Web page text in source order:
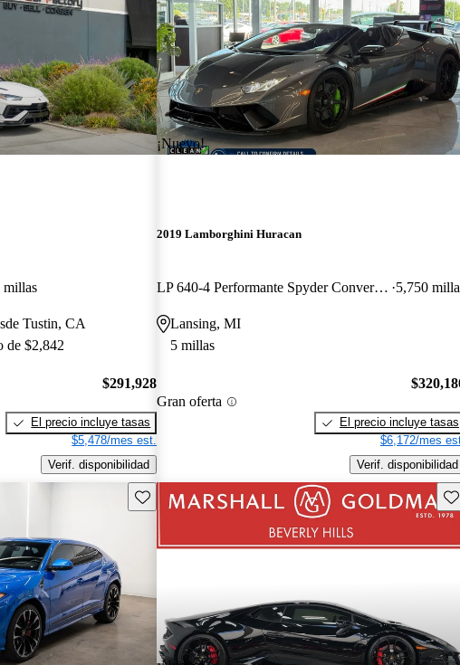
millas
Tustin, CA
de $2,842
$291,928
El precio incluye tasas
$5,478/mes est.
Verif. disponibilidad
¡Nuevo!
2019 Lamborghini Huracan
LP 640-4 Performante Spyder Convertible AWD 5,750
Lansing, MI
5 millas
Gran oferta
El precio incluye tasas
$6,172/mes
Verif. disponibilidad
Guarda este Aviso